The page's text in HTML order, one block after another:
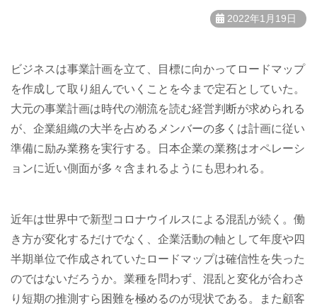
2022年1月19日
ビジネスは事業計画を立て、目標に向かってロードマップ
を作成して取り組んでいくことを今まで定石としていた。
大元の事業計画は時代の潮流を読む経営判断が求められる
が、企業組織の大半を占めるメンバーの多くは計画に従い
準備に励み業務を実行する。日本企業の業務はオペレーシ
ョンに近い側面が多々含まれるようにも思われる。
近年は世界中で新型コロナウイルスによる混乱が続く。働
き方が変化するだけでなく、企業活動の軸として年度や四
半期単位で作成されていたロードマップは確信性を失った
のではないだろうか。業種を問わず、混乱と変化が合わさ
り短期の推測すら困難を極めるのが現状である。また顧客